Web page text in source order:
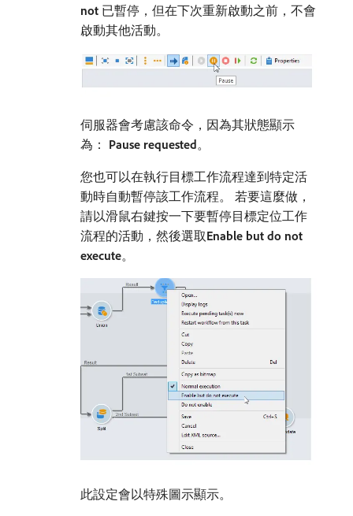
not ​已暫停，但在下次重新啟動之前，不會
啟動其他活動。
伺服器會考慮該命令，因為其狀態顯示
為： Pause requested。
您也可以在執行目標工作流程達到特定活
動時自動暫停該工作流程。 若要這麼做，
請以滑鼠右鍵按一下要暫停目標定位工作
流程的活動，然後選取​Enable but do not
execute。
此設定會以特殊圖示顯示。